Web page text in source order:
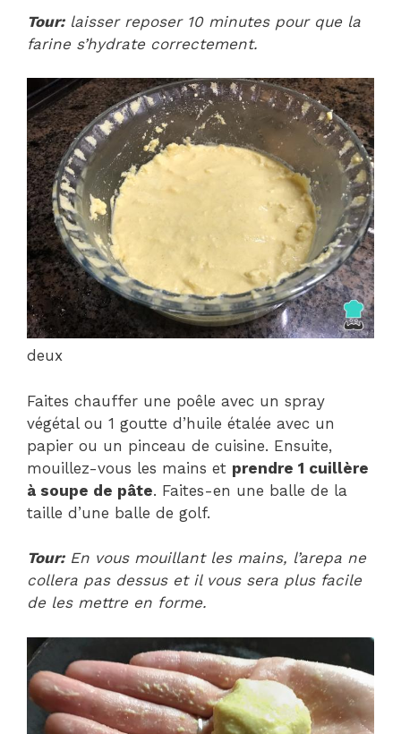
Tour:laisser reposer 10 minutes pour que la
farine s’hydrate correctement.
deux
Faites chauffer une poêle avec un spray
végétal ou 1 goutte d’huile étalée avec un
papier ou un pinceau de cuisine. Ensuite,
mouillez-vous les mains et prendre 1 cuillère
à soupe de pâte. Faites-en une balle de la
taille d’une balle de golf.
Tour:En vous mouillant les mains, l’arepa ne
collera pas dessus et il vous sera plus facile
de les mettre en forme.